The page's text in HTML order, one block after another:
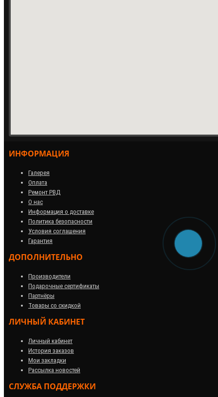
ИНФОРМАЦИЯ
Галерея
Оплата
Ремонт РВД
О нас
Информация о доставке
Политика безопасности
Условия соглашения
Гарантия
ДОПОЛНИТЕЛЬНО
Производители
Подарочные сертификаты
Партнёры
Товары со скидкой
ЛИЧНЫЙ КАБИНЕТ
Личный кабинет
История заказов
Мои закладки
Рассылка новостей
СЛУЖБА ПОДДЕРЖКИ